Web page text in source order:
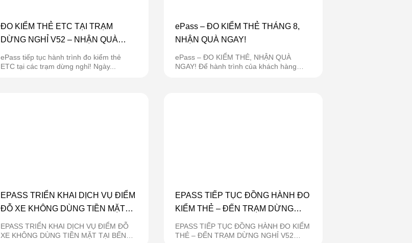
ĐO KIỂM THẺ ETC TẠI TRẠM
DỪNG NGHỈ V52 – NHẬN QUÀ
NGAY ngày 12/9/2025
ePass tiếp tục hành trình đo kiểm thẻ
ETC tại các trạm dừng nghỉ! Ngày...
ePass – ĐO KIỂM THẺ THÁNG 8,
NHẬN QUÀ NGAY!
ePass – ĐO KIỂM THẺ, NHẬN QUÀ
NGAY! Để hành trình của khách hàng
EPASS TRIỂN KHAI DỊCH VỤ ĐIỂM
ĐỖ XE KHÔNG DÙNG TIỀN MẶT
TẠI BẾN XE THÁI NGUYÊN
EPASS TRIỂN KHAI DỊCH VỤ ĐIỂM ĐỖ
XE KHÔNG DÙNG TIỀN MẶT TẠI BẾN
EPASS TIẾP TỤC ĐỒNG HÀNH ĐO
KIỂM THẺ – ĐẾN TRẠM DỪNG
NGHỈ V52 HẢI DƯƠNG NGÀY 03/08
EPASS TIẾP TỤC ĐỒNG HÀNH ĐO KIỂM
THẺ – ĐẾN TRẠM DỪNG NGHỈ V52